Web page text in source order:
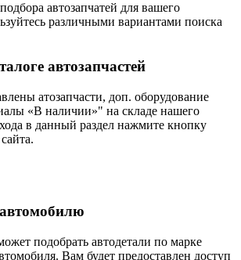
автозапчатей для вашего
различными вариантами поиска
автозапчастей
атозапчасти, доп. оборудование
«В наличии»" на складе нашего
в данный раздел нажмите кнопку
подобрать автодетали по марке
Вам будет предоставлен доступ